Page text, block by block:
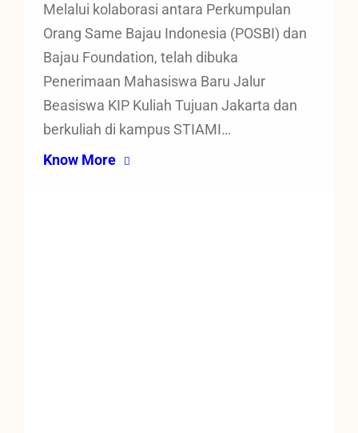
Melalui kolaborasi antara Perkumpulan
Orang Same Bajau Indonesia (POSBI) dan
Bajau Foundation, telah dibuka
Penerimaan Mahasiswa Baru Jalur
Beasiswa KIP Kuliah Tujuan Jakarta dan
berkuliah di kampus STIAMI…
Know More